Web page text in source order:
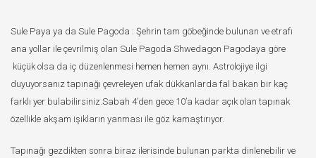
Sule Paya ya da Sule Pagoda : Şehrin tam göbeğinde bulunan ve etrafı
ana yollar ile çevrilmiş olan Sule Pagoda Shwedagon Pagodaya göre
küçük olsa da iç düzenlenmesi hemen hemen aynı. Astrolojiye ilgi
duyuyorsanız tapınağı çevreleyen ufak dükkanlarda fal bakan bir kaç
farklı yer bulabilirsiniz.Sabah 4’den gece 10’a kadar açık olan tapınak
özellikle akşam işikların yanması ile göz kamaştırıyor.
Tapınağı gezdikten sonra biraz ilerisinde bulunan parkta dinlenebilir ve